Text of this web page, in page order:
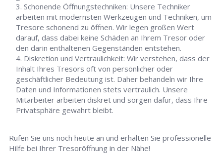
Schonende Öffnungstechniken: Unsere Techniker
arbeiten mit modernsten Werkzeugen und Techniken, um
Tresore schonend zu öffnen. Wir legen großen Wert
darauf, dass dabei keine Schäden an Ihrem Tresor oder
den darin enthaltenen Gegenständen entstehen.
Diskretion und Vertraulichkeit: Wir verstehen, dass der
Inhalt Ihres Tresors oft von persönlicher oder
geschäftlicher Bedeutung ist. Daher behandeln wir Ihre
Daten und Informationen stets vertraulich. Unsere
Mitarbeiter arbeiten diskret und sorgen dafür, dass Ihre
Privatsphäre gewahrt bleibt.
Rufen Sie uns noch heute an und erhalten Sie professionelle
Hilfe bei Ihrer Tresoröffnung in der Nähe!